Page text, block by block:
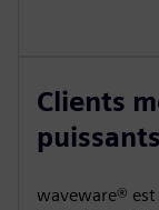
Clients
puissants
waveware® est